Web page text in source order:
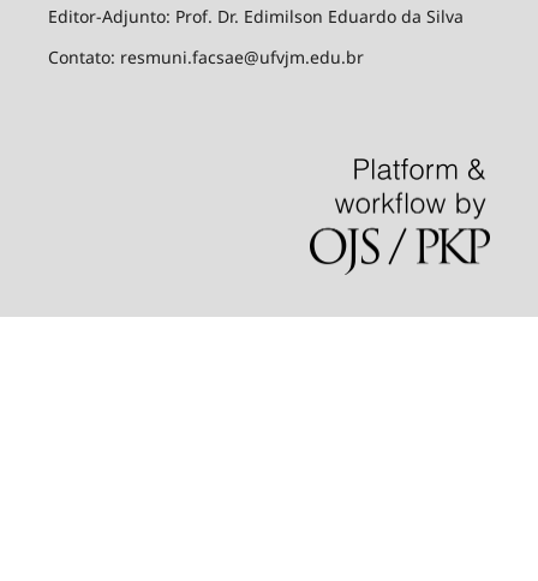
Editor-Adjunto: Prof. Dr. Edimilson Eduardo da Silva
Contato: resmuni.facsae@ufvjm.edu.br